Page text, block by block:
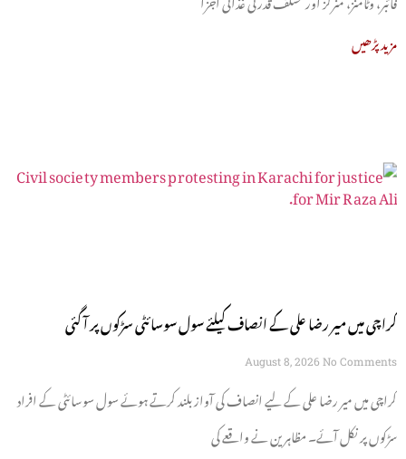
مزید پڑھیں
کراچی میں میر رضا علی کے انصاف کیلئے سول سوسائٹی سڑکوں پر آ گئی
August 8, 2026 No Comments
کراچی میں میر رضا علی کے لیے انصاف کی آواز بلند کرتے ہوئے سول سوسائٹی کے افراد
سڑکوں پر نکل آئے۔ مظاہرین نے واقعے کی